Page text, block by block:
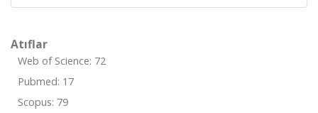
Atıflar
Web of Science: 72
Pubmed: 17
Scopus: 79